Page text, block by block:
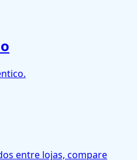
entre lojas, compare